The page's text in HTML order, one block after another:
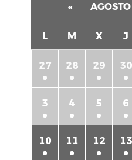
«
L M X J
27 28 29 30
3 4 5 6
10 11 12 13